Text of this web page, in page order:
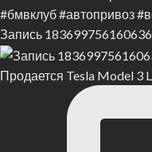
Запись
Продается Tesla Model 3